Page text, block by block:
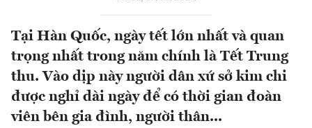
Tại Hàn Quốc, ngày tết lớn nhất và quan
trọng nhất trong năm chính là Tết Trung
thu. Vào dịp này người dân xứ sở kim chi
được nghỉ dài ngày để có thời gian đoàn
viên bên gia đình, người thân...